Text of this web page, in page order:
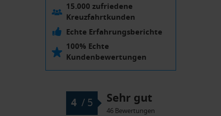
15.000 zufriedene
Kreuzfahrtkunden
Echte Erfahrungsberichte
100% Echte
Kundenbewertungen
4 / 5 Sehr gut
46 Bewertungen